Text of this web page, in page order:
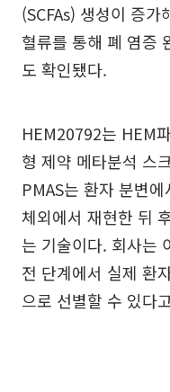
(SCFAs) 생성이 증
혈류를 통해 폐 염증
도 확인됐다.
HEM20792는 HEM
형 제약 메타분석 스
PMAS는 환자 분변
체외에서 재현한 뒤
는 기술이다. 회사는
전 단계에서 실제 환
으로 선별할 수 있다